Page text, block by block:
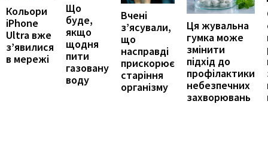
Кольори
iPhone
Ultra вже
з’явилися
в мережі
Що
буде,
якщо
щодня
пити
газовану
воду
Вчені
з’ясували,
що
насправді
прискорює
старіння
організму
Ця жувальна
гумка може
змінити
підхід до
профілактики
небезпечних
захворювань